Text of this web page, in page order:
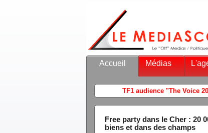
Accueil Médias
Free party dans le Cher : 20
biens et dans des champs